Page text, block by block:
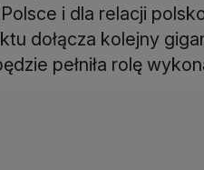
i dla relacji
dołącza kolejny
pełniła rolę